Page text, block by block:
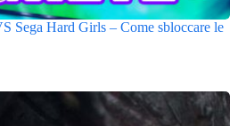
Sega Hard Girls – Come sbloccare le